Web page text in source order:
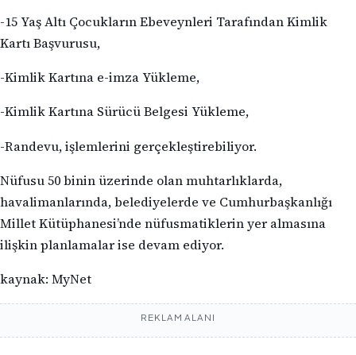
-15 Yaş Altı Çocukların Ebeveynleri Tarafından Kimlik
Kartı Başvurusu,
-Kimlik Kartına e-imza Yükleme,
-Kimlik Kartına Sürücü Belgesi Yükleme,
-Randevu, işlemlerini gerçekleştirebiliyor.
Nüfusu 50 binin üzerinde olan muhtarlıklarda,
havalimanlarında, belediyelerde ve Cumhurbaşkanlığı
Millet Kütüphanesi’nde nüfusmatiklerin yer almasına
ilişkin planlamalar ise devam ediyor.
kaynak: MyNet
REKLAM ALANI